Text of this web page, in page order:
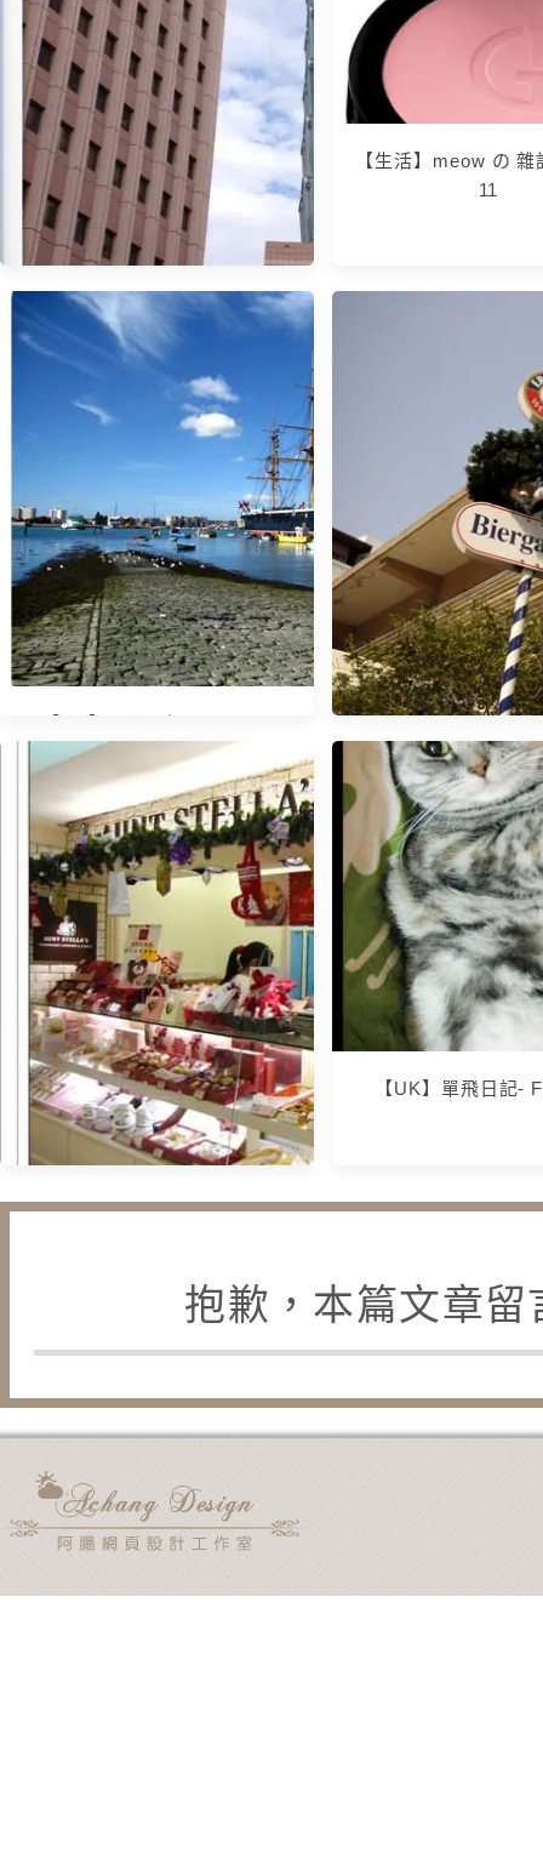
【生活】meow の 雜記 - Feb '
【生活】meow の
11
【食記】Wendel's 溫
餐館 @ 天母旗
【午茶】服務一級棒的Aunt
Stella's詩特莉下午茶
【UK】單飛日記-
抱歉，本篇文章留